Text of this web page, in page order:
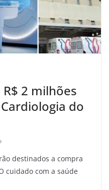
2 milhões
do
destinados a compra
cuidado com a saúde